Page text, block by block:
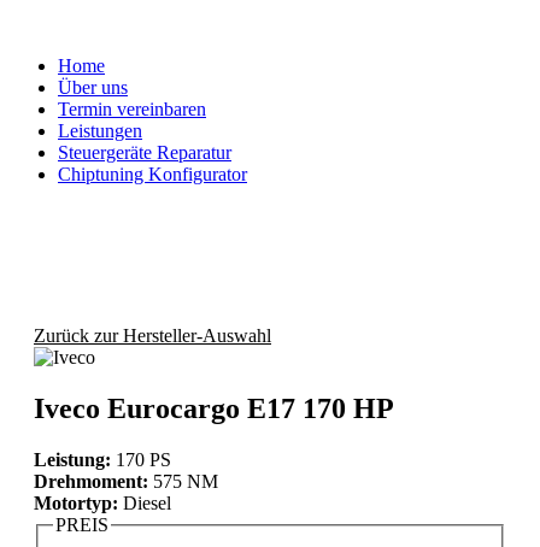
Home
Über uns
Termin vereinbaren
Leistungen
Steuergeräte Reparatur
Chiptuning Konfigurator
Zurück zur Hersteller-Auswahl
Iveco Eurocargo E17 170 HP
Leistung: 170 PS
Drehmoment: 575 NM
Motortyp: Diesel
PREIS